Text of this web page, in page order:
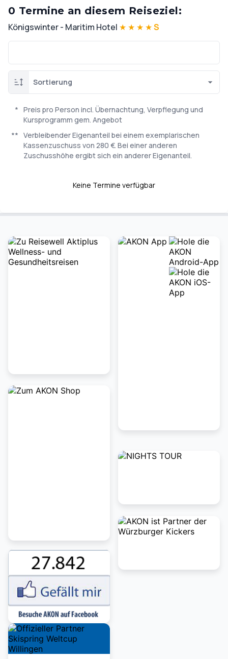
0 Termine an diesem Reiseziel:
Königswinter - Maritim Hotel ★ ★ ★ ★S
Sortierung
* Preis pro Person incl. Übernachtung, Verpflegung und
Kursprogramm gem. Angebot
** Verbleibender Eigenanteil bei einem exemplarischen
Kassenzuschuss von 280 €. Bei einer anderen
Zuschusshöhe ergibt sich ein anderer Eigenanteil.
Keine Termine verfügbar